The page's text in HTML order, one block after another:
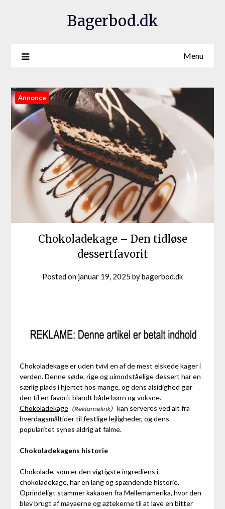
Bagerbod.dk
Menu
Annonce
Chokoladekage – Den tidløse
dessertfavorit
Posted on januar 19, 2025 bybagerbod.dk
Chokoladekage er uden tvivl en af de mest elskede kager i
verden. Denne søde, rige og uimodståelige dessert har en
særlig plads i hjertet hos mange, og dens alsidighed gør
den til en favorit blandt både børn og voksne.
Chokoladekage
kan serveres ved alt fra
hverdagsmåltider til festlige lejligheder, og dens
popularitet synes aldrig at falme.
Chokoladekagens historie
Chokolade, som er den vigtigste ingrediens i
chokoladekage, har en lang og spændende historie.
Oprindeligt stammer kakaoen fra Mellemamerika, hvor den
blev brugt af mayaerne og aztekerne til at lave en bitter